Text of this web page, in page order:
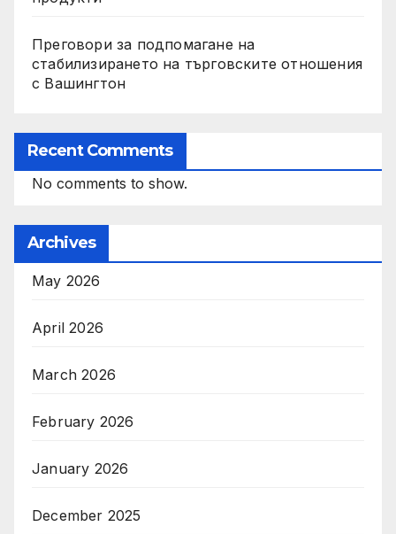
Преговори за подпомагане на
стабилизирането на търговските отношения
с Вашингтон
Recent Comments
No comments to show.
Archives
May 2026
April 2026
March 2026
February 2026
January 2026
December 2025